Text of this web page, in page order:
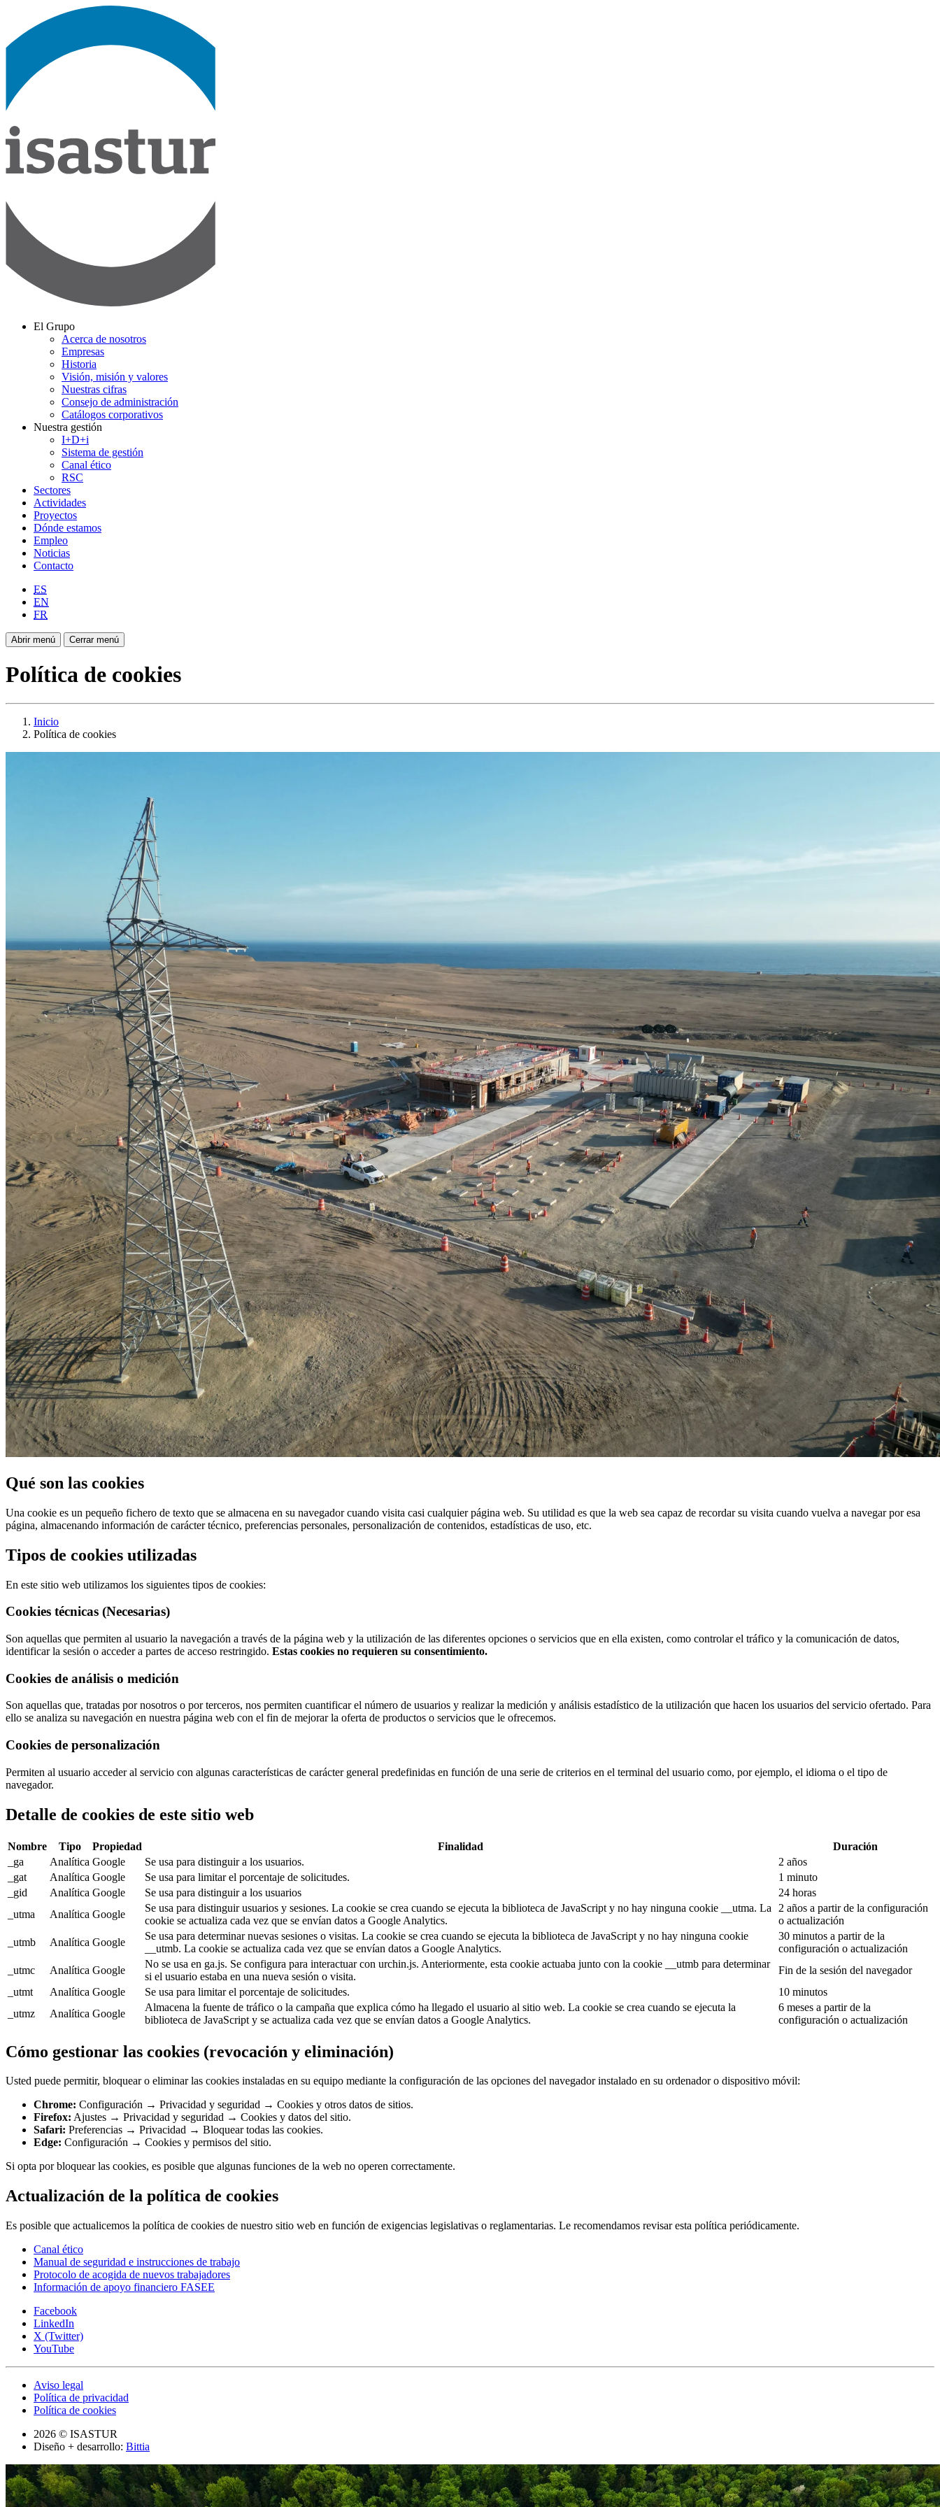
El Grupo
Acerca de nosotros
Empresas
Historia
Visión, misión y valores
Nuestras cifras
Consejo de administración
Catálogos corporativos
Nuestra gestión
I+D+i
Sistema de gestión
Canal ético
RSC
Sectores
Actividades
Proyectos
Dónde estamos
Empleo
Noticias
Contacto
ES
EN
FR
Abrir menú Cerrar menú
Política de cookies
Inicio
Política de cookies
Qué son las cookies
Una cookie es un pequeño fichero de texto que se almacena en su navegador cuando visita casi cualquier página web. Su utilidad es que la web sea capaz de recordar su visita cuando vuelva a navegar por esa
página, almacenando información de carácter técnico, preferencias personales, personalización de contenidos, estadísticas de uso, etc.
Tipos de cookies utilizadas
En este sitio web utilizamos los siguientes tipos de cookies:
Cookies técnicas (Necesarias)
Son aquellas que permiten al usuario la navegación a través de la página web y la utilización de las diferentes opciones o servicios que en ella existen, como controlar el tráfico y la comunicación de datos,
identificar la sesión o acceder a partes de acceso restringido. Estas cookies no requieren su consentimiento.
Cookies de análisis o medición
Son aquellas que, tratadas por nosotros o por terceros, nos permiten cuantificar el número de usuarios y realizar la medición y análisis estadístico de la utilización que hacen los usuarios del servicio ofertado. Para
ello se analiza su navegación en nuestra página web con el fin de mejorar la oferta de productos o servicios que le ofrecemos.
Cookies de personalización
Permiten al usuario acceder al servicio con algunas características de carácter general predefinidas en función de una serie de criterios en el terminal del usuario como, por ejemplo, el idioma o el tipo de
navegador.
Detalle de cookies de este sitio web
Nombre Tipo Propiedad Finalidad
Duración
_ga
Analítica Google Se usa para distinguir a los usuarios.
2 años
_gat
Analítica Google Se usa para limitar el porcentaje de solicitudes.
1 minuto
_gid
Analítica Google Se usa para distinguir a los usuarios
24 horas
_utma
Analítica Google
Se usa para distinguir usuarios y sesiones. La cookie se crea cuando se ejecuta la biblioteca de JavaScript y no hay ninguna cookie __utma. La
cookie se actualiza cada vez que se envían datos a Google Analytics.
2 años a partir de la configuración
o actualización
_utmb
Analítica Google
Se usa para determinar nuevas sesiones o visitas. La cookie se crea cuando se ejecuta la biblioteca de JavaScript y no hay ninguna cookie
__utmb. La cookie se actualiza cada vez que se envían datos a Google Analytics.
30 minutos a partir de la
configuración o actualización
_utmc
Analítica Google
No se usa en ga.js. Se configura para interactuar con urchin.js. Anteriormente, esta cookie actuaba junto con la cookie __utmb para determinar
si el usuario estaba en una nueva sesión o visita.
Fin de la sesión del navegador
_utmt
Analítica Google Se usa para limitar el porcentaje de solicitudes.
10 minutos
_utmz
Analítica Google
Almacena la fuente de tráfico o la campaña que explica cómo ha llegado el usuario al sitio web. La cookie se crea cuando se ejecuta la
biblioteca de JavaScript y se actualiza cada vez que se envían datos a Google Analytics.
6 meses a partir de la
configuración o actualización
Cómo gestionar las cookies (revocación y eliminación)
Usted puede permitir, bloquear o eliminar las cookies instaladas en su equipo mediante la configuración de las opciones del navegador instalado en su ordenador o dispositivo móvil:
Chrome: Configuración → Privacidad y seguridad → Cookies y otros datos de sitios.
Firefox: Ajustes → Privacidad y seguridad → Cookies y datos del sitio.
Safari: Preferencias → Privacidad → Bloquear todas las cookies.
Edge: Configuración → Cookies y permisos del sitio.
Si opta por bloquear las cookies, es posible que algunas funciones de la web no operen correctamente.
Actualización de la política de cookies
Es posible que actualicemos la política de cookies de nuestro sitio web en función de exigencias legislativas o reglamentarias. Le recomendamos revisar esta política periódicamente.
Canal ético
Manual de seguridad e instrucciones de trabajo
Protocolo de acogida de nuevos trabajadores
Información de apoyo financiero FASEE
Facebook
LinkedIn
X (Twitter)
YouTube
Aviso legal
Política de privacidad
Política de cookies
2026 © ISASTUR
Diseño + desarrollo: Bittia